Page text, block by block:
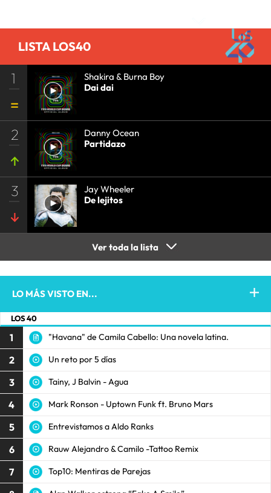
LISTA LOS40
1
Shakira & Burna Boy
Dai dai
2
Danny Ocean
Partidazo
3
Jay Wheeler
De lejitos
Ver toda la lista
LO MÁS VISTO EN...
LOS 40
1 "Havana" de Camila Cabello: Una novela latina.
2 Un reto por 5 días
3 Tainy, J Balvin - Agua
4 Mark Ronson - Uptown Funk ft. Bruno Mars
5 Entrevistamos a Aldo Ranks
6 Rauw Alejandro & Camilo -Tattoo Remix
7 Top10: Mentiras de Parejas